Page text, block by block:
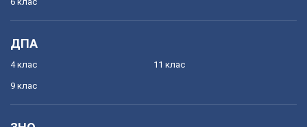
ДПА
4 клас
9 клас
11 клас